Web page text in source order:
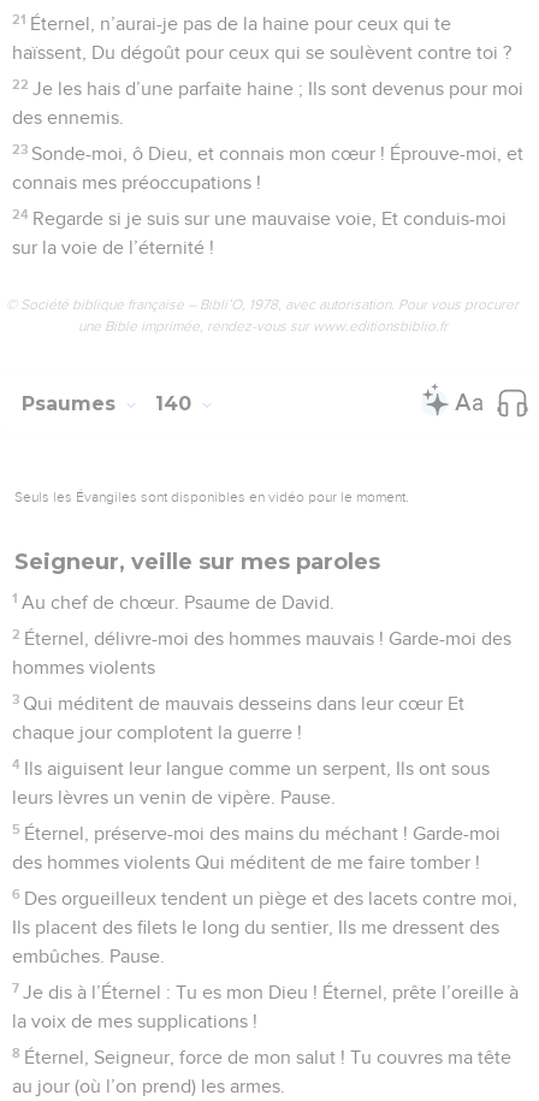
des morts, t’y voilà.
9 Si je prends les ailes de l’aurore, Et que j’aille demeurer au-
delà de la mer,
10 Là aussi ta main me conduira, Et ta droite me saisira.
11 Si je dis : Au moins les ténèbres me submergeront, La nuit
devient lumière autour de moi ;
12
Même les ténèbres ne sont pas ténébreuses pour toi, La
nuit s’illumine comme le jour, Et les ténèbres comme la
13 C’est toi qui as formé mes reins, Qui m’as tenu caché dans
œuvres sont des merveilles, Et mon âme le reconnaît bien.
16 Quand je n’étais qu’une masse informe, tes yeux me
étaient fixés, Avant qu’aucun d’eux (existe).
17 Que tes pensées, ô Dieu, me semblent impénétrables !
Que la somme en est grande !
18 Si je les compte, Elles sont plus nombreuses que (les
grains de) sable. Je m’éveille, et je suis encore avec toi.
19 O Dieu, si seulement tu faisais mourir le méchant !
Hommes de sang, écartez-vous de moi !
20 Ils parlent de toi d’une manière infâme, Ils prennent (ton
nom) en vain, eux, tes adversaires !
21 Éternel, n’aurai-je pas de la haine pour ceux qui te
haïssent, Du dégoût pour ceux qui se soulèvent contre toi ?
22 Je les hais d’une parfaite haine ; Ils sont devenus pour moi
des ennemis.
23
Sonde-moi, ô Dieu, et connais mon cœur ! Éprouve-moi, et
connais mes préoccupations !
24 Regarde si je suis sur une mauvaise voie, Et conduis-moi
sur la voie de l’éternité !